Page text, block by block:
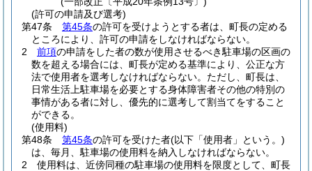
(許可の申請及び選考)
第47条
第45条の許可を受けようとする者は、町長の定める
ところにより、許可の申請をしなければならない。
2
前項の申請をした者の数が使用させるべき駐車場の区画の
数を超える場合には、町長が定める基準により、公正な方
法で使用者を選考しなければならない。 ただし、町長は、
日常生活上駐車場を必要とする身体障害者その他の特別の
事情がある者に対し、優先的に選考して割当てをすること
ができる。
(使用料)
第48条
第45条の許可を受けた者(以下「使用者」という。)
は、毎月、駐車場の使用料を納入しなければならない。
2
使用料は、近傍同種の駐車場の使用料を限度として、町長